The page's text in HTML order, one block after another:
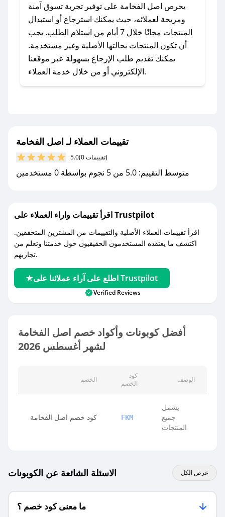
### كيف تحصل على كوبونات خصم حصرية من
اصل الفخامة؟
للحصول على كوبونات وخصومات حصرية، قم بما
يلي:
- اضغط على أيقونة متابعة لمتجر اصل الفخامة في
جديد.
مع صحصح، تسوق بذكاء ووفّر على كل مشترياتك مع
كوبونات خصم حصرية من اصل الفخامة!
يحرص اصل الفخامة على توفير تجربة تسوق آمنة
ومريحة لعملائه، حيث يمكنك استرجاع أو استبدال
المنتجات مجانًا خلال 7 أيام من استلام الطلب. يجب
أن تكون المنتجات بحالتها الأصلية وغير مستخدمة.
يمكنك تقديم طلب الإرجاع بسهولة عبر موقعنا
الإلكتروني أو من خلال خدمة العملاء.
تقييمات العملاء لـ اصل الفخامة
5.0 (0 تقييمات)
متوسط التقييم: 5.0 من 5 نجوم بواسطة 0 مستخدمين
اقرأ تقييمات واراء العملاء على Trustpilot
اقرأ تقييمات العملاء الأصلية والتقييمات من المشترين المتحققين.
اكتشف ما يعتقده المستخدمون الحقيقيون حول خدمتنا وتعلم من
تجاربهم.
اطلع على آراء عملائنا على Trustpilot
Verified Reviews
أفضل كوبونات وأكواد خصم اصل الفخامة
لشهر أغسطس 2026
الخصم
كود
الخصم
الوصف
كود خصم اصل الفخامة FKM
يشمل
جميع
المنتجات
الاسئلة الشائعة عن الكوبونات عرض الكل
ما معنى كود خصم ؟